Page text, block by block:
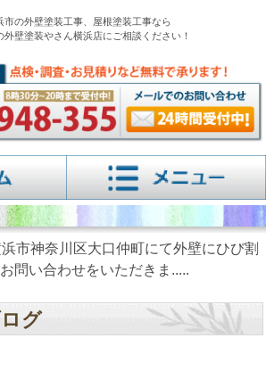
市の外壁塗装工事、屋根塗装工事なら
外壁塗装やさん横浜店にご相談ください！
市神奈川区大口仲町にて外壁にひび割
問い合わせをいただきま.....
グ